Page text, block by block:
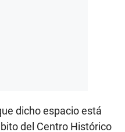
dicho espacio está
del Centro Histórico